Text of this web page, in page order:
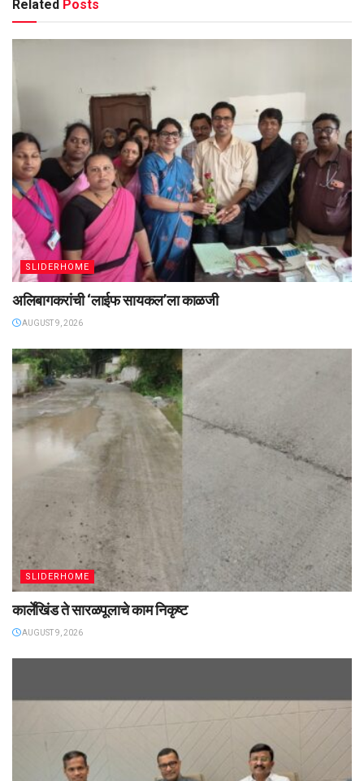
Related Posts
SLIDERHOME
अलिबागकरांची ‌‘लाईफ सायकल’ला काळजी
AUGUST 9, 2026
SLIDERHOME
कार्लेखिंड ते सारळपूलाचे काम निकृष्ट
AUGUST 9, 2026